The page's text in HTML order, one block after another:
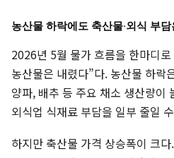
농산물 하락에도 축산물·외식 부
2026년 5월 물가 흐름을 한마디
농산물은 내렸다”다. 농산물 하락
양파, 배추 등 주요 채소 생산량이
외식업 식재료 부담을 일부 줄일
하지만 축산물 가격 상승폭이 크